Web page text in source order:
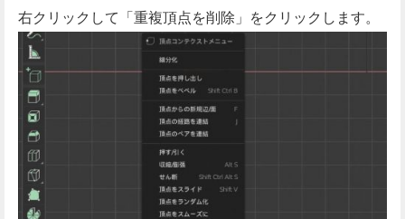
右クリックして「重複頂点を削除」をクリックします。